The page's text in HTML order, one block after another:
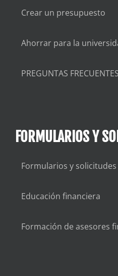
Crear un presupuesto
Ahorrar para la
PREGUNTAS FRECUENTES
FORMULARIOS Y
Formularios y solicitudes
Educación financiera
Formación de asesores